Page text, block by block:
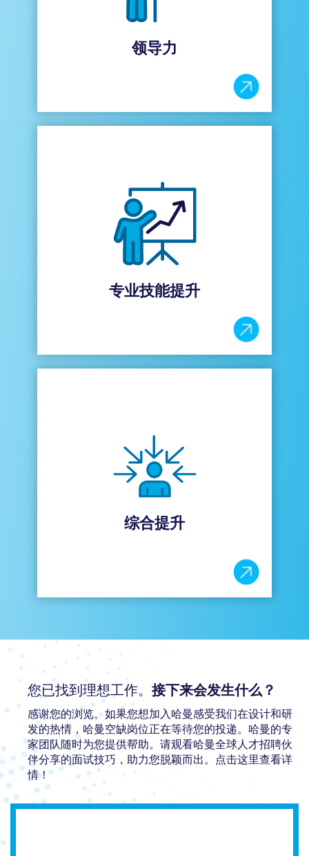
领导力
工提供支持 —— 助力新担任领导角色的员工
专业技能提升
专业技能提升
哈曼提倡多样的职业发展路径，从财务，质
量，供应链到人力资源，信息及技术，销售和
战略规划，哈曼大学提供丰富的培训资源，旨
综合提升
综合提升
除了具备完善的培训体系，哈曼大学还全方位
支持职业发展的各个阶段提供，从职场新手到
资深领导者。我们的课程内容覆盖职涯早期、
和商业技能拓展等。随着世界的发展，哈曼大
学持续提供灵活的课程体系和学习方法。
您已找到理想工作。 接下来会发生什么？
感谢您的浏览。如果您想加入哈曼感受我们在设计和研
发的热情，哈曼空缺岗位正在等待您的投递。哈曼的专
家团队随时为您提供帮助。请观看哈曼全球人才招聘伙
伴分享的面试技巧，助力您脱颖而出。点击这里查看详
情！